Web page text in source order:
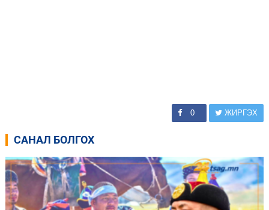
0 ЖИРГЭХ
САНАЛ БОЛГОХ